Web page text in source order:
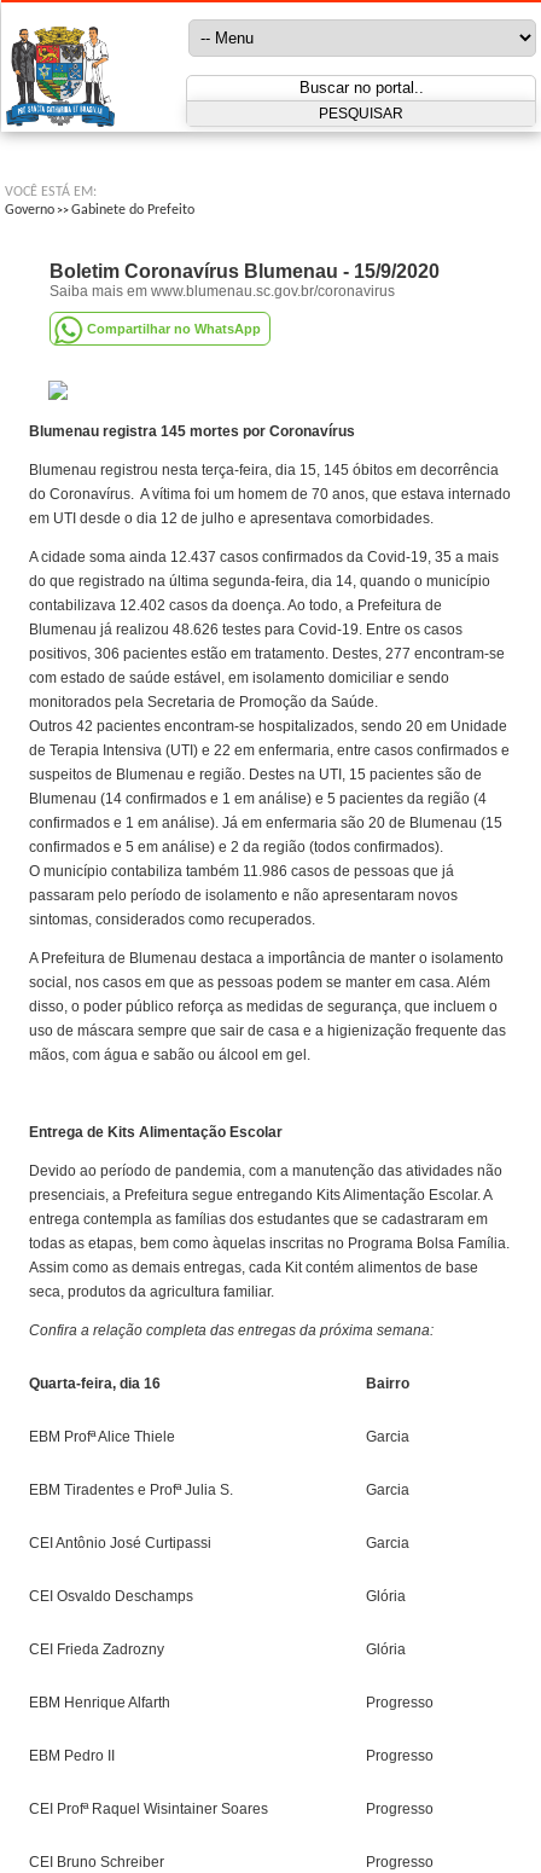
VOCÊ ESTÁ EM:
Governo >>Gabinete do Prefeito
Boletim Coronavírus Blumenau - 15/9/2020
Saiba mais em www.blumenau.sc.gov.br/coronavirus
Compartilhar no WhatsApp
Blumenau registra 145 mortes por Coronavírus
Blumenau registrou nesta terça-feira, dia 15, 145 óbitos em decorrência
do Coronavírus. A vítima foi um homem de 70 anos, que estava internado
em UTI desde o dia 12 de julho e apresentava comorbidades.
A cidade soma ainda 12.437 casos confirmados da Covid-19, 35 a mais
do que registrado na última segunda-feira, dia 14, quando o município
contabilizava 12.402 casos da doença. Ao todo, a Prefeitura de
Blumenau já realizou 48.626 testes para Covid-19. Entre os casos
positivos, 306 pacientes estão em tratamento. Destes, 277 encontram-se
com estado de saúde estável, em isolamento domiciliar e sendo
monitorados pela Secretaria de Promoção da Saúde.
Outros 42 pacientes encontram-se hospitalizados, sendo 20 em Unidade
de Terapia Intensiva (UTI) e 22 em enfermaria, entre casos confirmados e
suspeitos de Blumenau e região. Destes na UTI, 15 pacientes são de
Blumenau (14 confirmados e 1 em análise) e 5 pacientes da região (4
confirmados e 1 em análise). Já em enfermaria são 20 de Blumenau (15
confirmados e 5 em análise) e 2 da região (todos confirmados).
O município contabiliza também 11.986 casos de pessoas que já
passaram pelo período de isolamento e não apresentaram novos
sintomas, considerados como recuperados.
A Prefeitura de Blumenau destaca a importância de manter o isolamento
social, nos casos em que as pessoas podem se manter em casa. Além
disso, o poder público reforça as medidas de segurança, que incluem o
uso de máscara sempre que sair de casa e a higienização frequente das
mãos, com água e sabão ou álcool em gel.
Entrega de Kits Alimentação Escolar
Devido ao período de pandemia, com a manutenção das atividades não
presenciais, a Prefeitura segue entregando Kits Alimentação Escolar. A
entrega contempla as famílias dos estudantes que se cadastraram em
todas as etapas, bem como àquelas inscritas no Programa Bolsa Família.
Assim como as demais entregas, cada Kit contém alimentos de base
seca, produtos da agricultura familiar.
Confira a relação completa das entregas da próxima semana:
Quarta-feira, dia 16 Bairro
EBM Profª Alice Thiele Garcia
EBM Tiradentes e Profª Julia S. Garcia
CEI Antônio José Curtipassi Garcia
CEI Osvaldo Deschamps Glória
CEI Frieda Zadrozny Glória
EBM Henrique Alfarth Progresso
EBM Pedro II Progresso
CEI Profª Raquel Wisintainer Soares Progresso
CEI Bruno Schreiber Progresso